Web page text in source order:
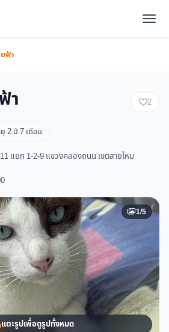
ฟ้า
า 2
2 ปี 7 เดือน
แยก 1-2-9 แขวงคลองถนน เขตสายไหม
1/5
แตะรูปเพื่อดูรูปทั้งหมด